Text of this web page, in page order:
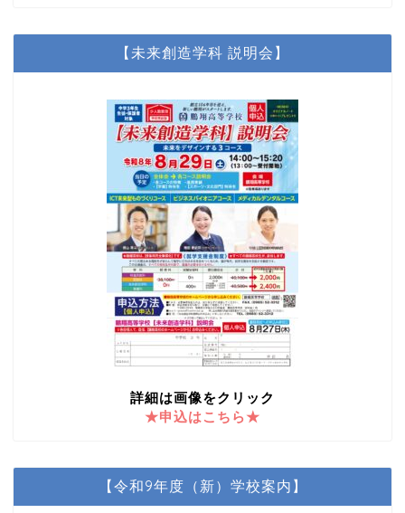
【未来創造学科 説明会】
詳細は画像をクリック
★申込はこちら★
【令和9年度（新）学校案内】